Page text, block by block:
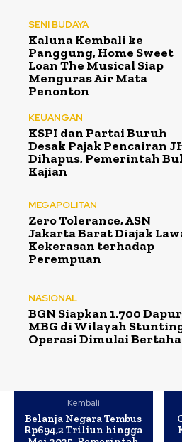
SENI BUDAYA
Kaluna Kembali ke
Panggung, Home Sweet
Loan The Musical Siap
Menguras Air Mata
Penonton
KEUANGAN
KSPI dan Partai Buruh
Desak Pajak Pencairan
Dihapus, Pemerintah
Kajian
MEGAPOLITAN
Zero Tolerance, ASN
Jakarta Barat Diajak
Kekerasan terhadap
Perempuan
NASIONAL
BGN Siapkan 1.700 Dapur
MBG di Wilayah
Operasi Dimulai
Kembali
Belanja Negara Tembus
Rp694,2 Triliun hingga